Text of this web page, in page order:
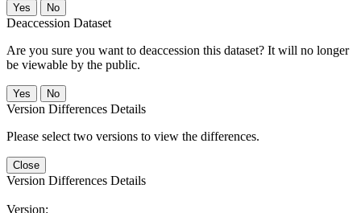
No
Deaccession Dataset
Are you sure you want to deaccession this dataset? It will no longer
be viewable by the public.
No
Version Differences Details
Please select two versions to view the differences.
Close
Version Differences Details
Version: